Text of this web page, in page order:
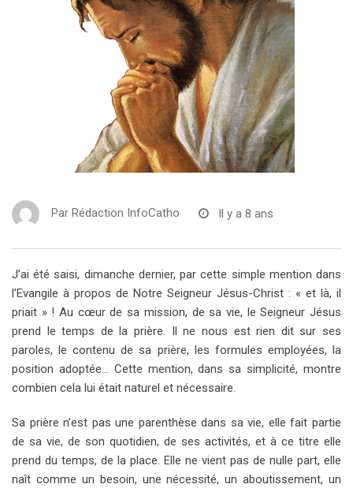
Par Rédaction InfoCatho Il y a 8 ans
J’ai été saisi, dimanche dernier, par cette simple mention dans
l’Evangile à propos de Notre Seigneur Jésus-Christ : « et là, il
priait » ! Au cœur de sa mission, de sa vie, le Seigneur Jésus
prend le temps de la prière. Il ne nous est rien dit sur ses
paroles, le contenu de sa prière, les formules employées, la
position adoptée… Cette mention, dans sa simplicité, montre
combien cela lui était naturel et nécessaire.
Sa prière n’est pas une parenthèse dans sa vie, elle fait partie
de sa vie, de son quotidien, de ses activités, et à ce titre elle
prend du temps, de la place. Elle ne vient pas de nulle part, elle
naît comme un besoin, une nécessité, un aboutissement, un